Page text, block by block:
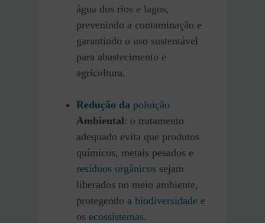
água dos rios e lagos,
prevenindo a contaminação e
garantindo o uso sustentável
para abastecimento e
agricultura.
Redução da poluição
Ambiental: o tratamento
adequado evita que produtos
químicos, metais pesados e
resíduos orgânicos sejam
liberados no meio ambiente,
protegendo a biodiversidade e
os ecossistemas.